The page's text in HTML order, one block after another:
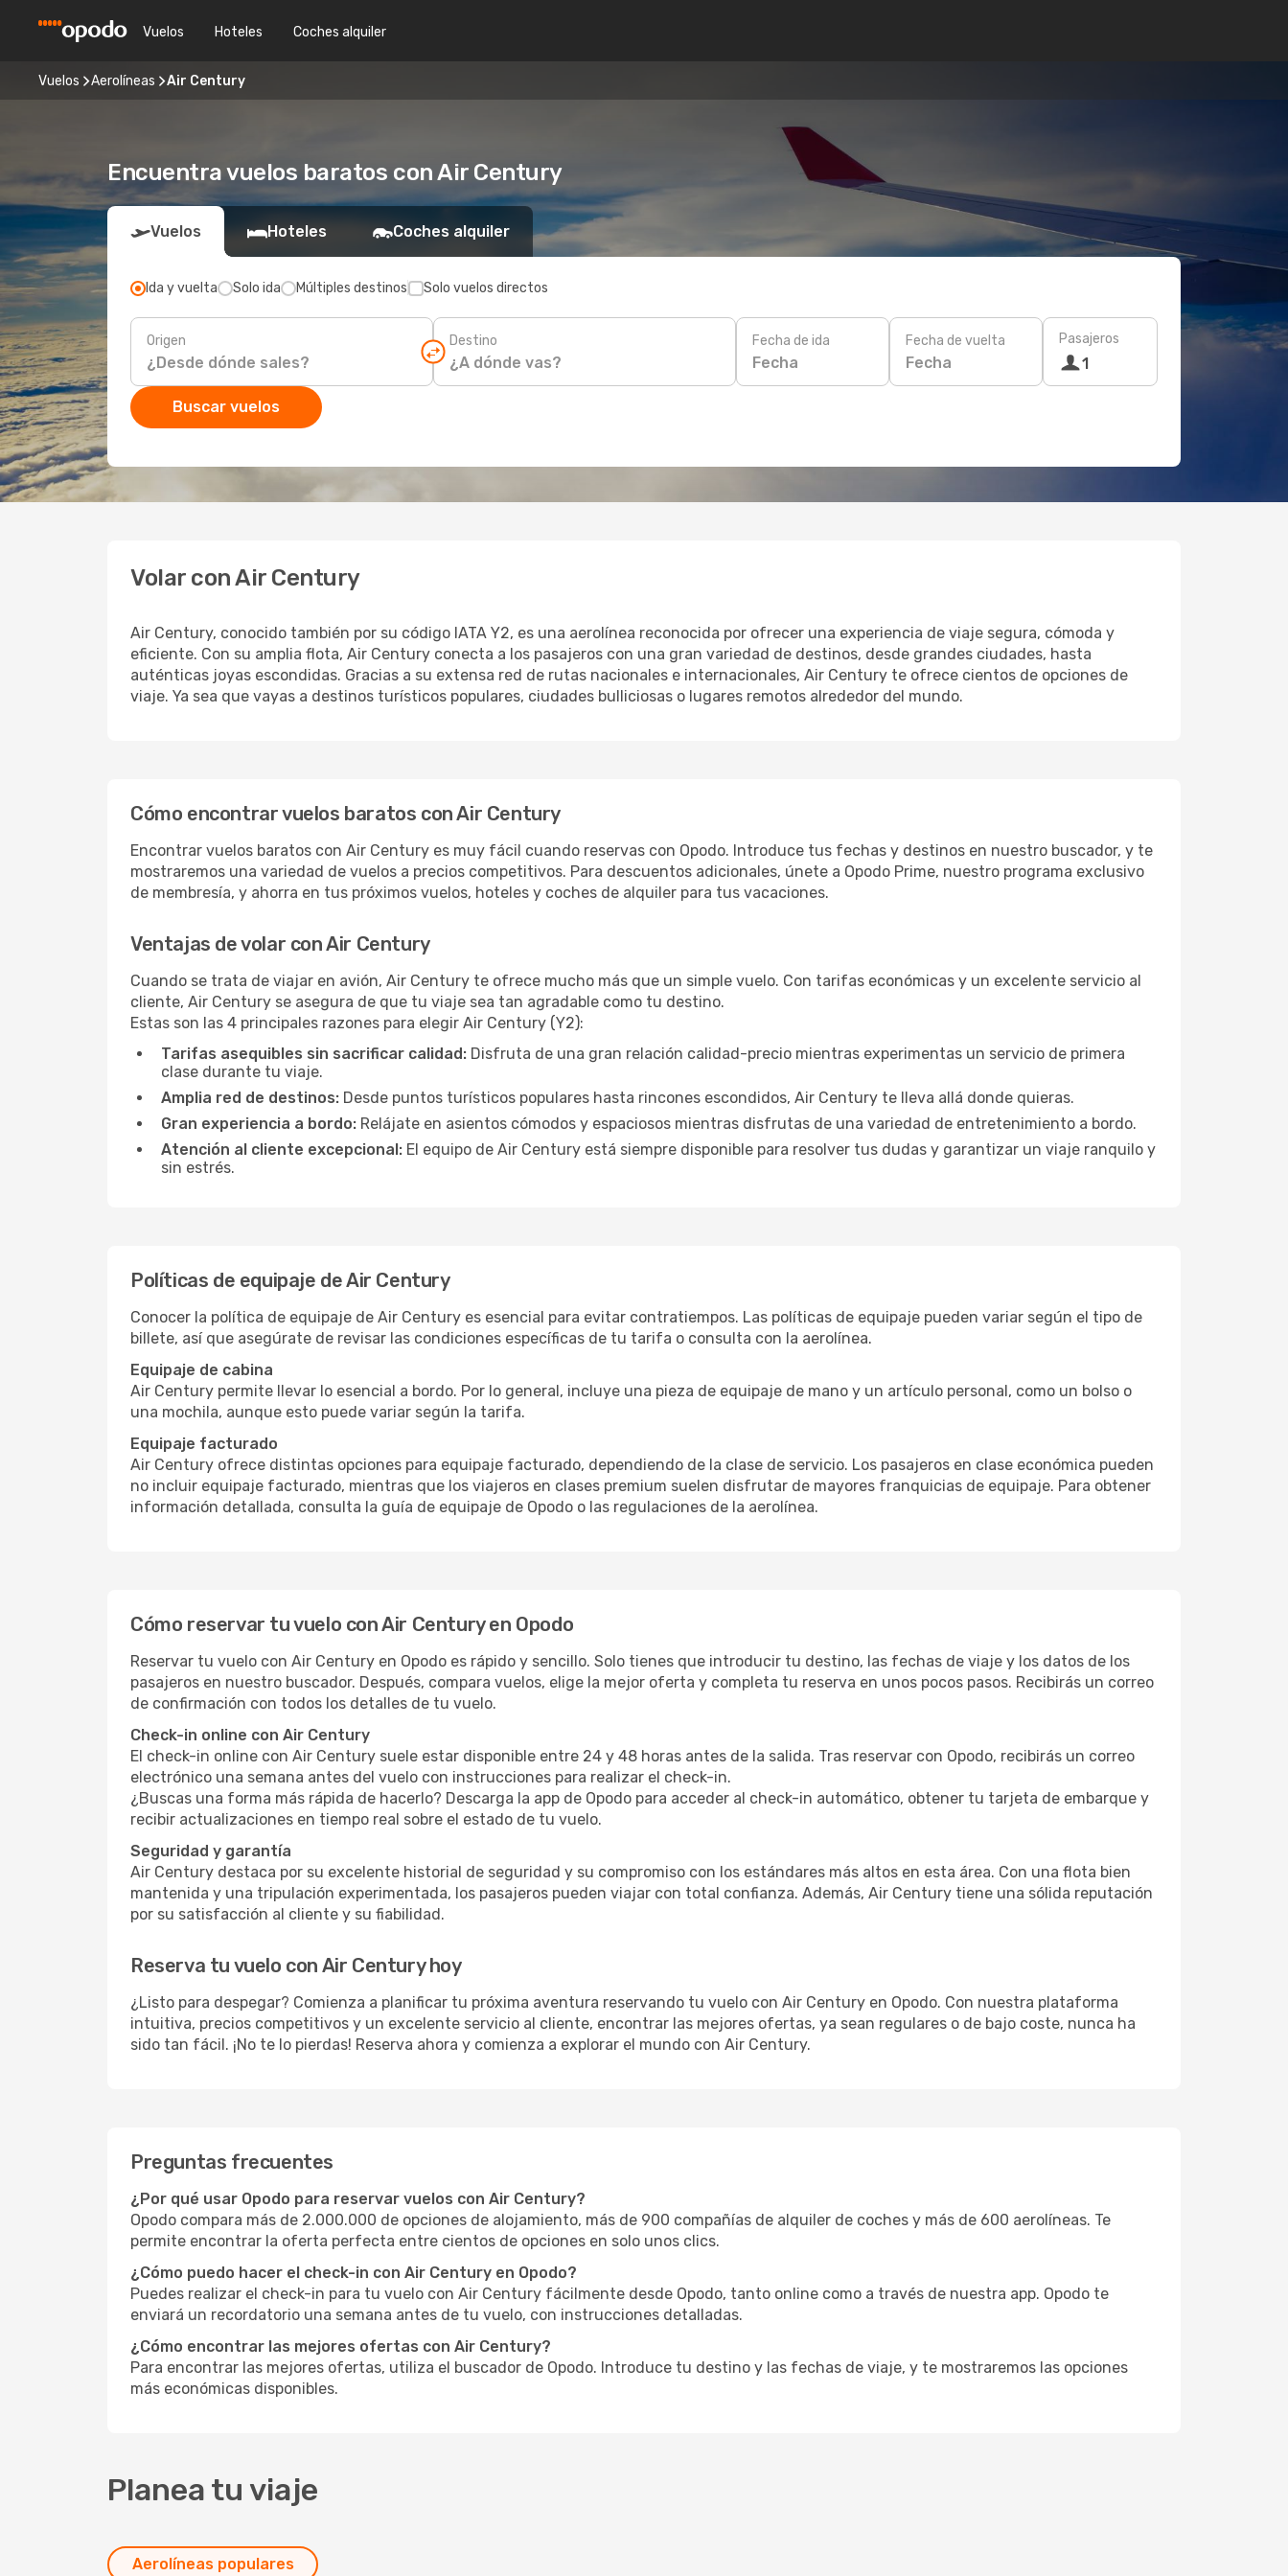
Vuelos Hoteles Coches alquiler
Vuelos Aerolíneas Air Century
Encuentra vuelos baratos con Air Century
Vuelos Hoteles Coches alquiler
Ida y vuelta Solo ida Múltiples destinos Solo vuelos directos
Origen Destino Fecha de ida
Fecha
Fecha de vuelta
Fecha
Pasajeros
1
Buscar vuelos
Volar con Air Century
Air Century, conocido también por su código IATA Y2, es una aerolínea reconocida por ofrecer una experiencia de viaje segura, cómoda y
eficiente. Con su amplia flota, Air Century conecta a los pasajeros con una gran variedad de destinos, desde grandes ciudades, hasta
auténticas joyas escondidas. Gracias a su extensa red de rutas nacionales e internacionales, Air Century te ofrece cientos de opciones de
viaje. Ya sea que vayas a destinos turísticos populares, ciudades bulliciosas o lugares remotos alrededor del mundo.
Cómo encontrar vuelos baratos con Air Century
Encontrar vuelos baratos con Air Century es muy fácil cuando reservas con Opodo. Introduce tus fechas y destinos en nuestro buscador, y te
mostraremos una variedad de vuelos a precios competitivos. Para descuentos adicionales, únete a Opodo Prime, nuestro programa exclusivo
de membresía, y ahorra en tus próximos vuelos, hoteles y coches de alquiler para tus vacaciones.
Ventajas de volar con Air Century
Cuando se trata de viajar en avión, Air Century te ofrece mucho más que un simple vuelo. Con tarifas económicas y un excelente servicio al
cliente, Air Century se asegura de que tu viaje sea tan agradable como tu destino.
Estas son las 4 principales razones para elegir Air Century (Y2):
Tarifas asequibles sin sacrificar calidad: Disfruta de una gran relación calidad-precio mientras experimentas un servicio de primera
clase durante tu viaje.
Amplia red de destinos: Desde puntos turísticos populares hasta rincones escondidos, Air Century te lleva allá donde quieras.
Gran experiencia a bordo: Relájate en asientos cómodos y espaciosos mientras disfrutas de una variedad de entretenimiento a bordo.
Atención al cliente excepcional: El equipo de Air Century está siempre disponible para resolver tus dudas y garantizar un viaje ranquilo y
sin estrés.
Políticas de equipaje de Air Century
Conocer la política de equipaje de Air Century es esencial para evitar contratiempos. Las políticas de equipaje pueden variar según el tipo de
billete, así que asegúrate de revisar las condiciones específicas de tu tarifa o consulta con la aerolínea.
Equipaje de cabina
Air Century permite llevar lo esencial a bordo. Por lo general, incluye una pieza de equipaje de mano y un artículo personal, como un bolso o
una mochila, aunque esto puede variar según la tarifa.
Equipaje facturado
Air Century ofrece distintas opciones para equipaje facturado, dependiendo de la clase de servicio. Los pasajeros en clase económica pueden
no incluir equipaje facturado, mientras que los viajeros en clases premium suelen disfrutar de mayores franquicias de equipaje. Para obtener
información detallada, consulta la guía de equipaje de Opodo o las regulaciones de la aerolínea.
Cómo reservar tu vuelo con Air Century en Opodo
Reservar tu vuelo con Air Century en Opodo es rápido y sencillo. Solo tienes que introducir tu destino, las fechas de viaje y los datos de los
pasajeros en nuestro buscador. Después, compara vuelos, elige la mejor oferta y completa tu reserva en unos pocos pasos. Recibirás un correo
de confirmación con todos los detalles de tu vuelo.
Check-in online con Air Century
El check-in online con Air Century suele estar disponible entre 24 y 48 horas antes de la salida. Tras reservar con Opodo, recibirás un correo
electrónico una semana antes del vuelo con instrucciones para realizar el check-in.
¿Buscas una forma más rápida de hacerlo? Descarga la app de Opodo para acceder al check-in automático, obtener tu tarjeta de embarque y
recibir actualizaciones en tiempo real sobre el estado de tu vuelo.
Seguridad y garantía
Air Century destaca por su excelente historial de seguridad y su compromiso con los estándares más altos en esta área. Con una flota bien
mantenida y una tripulación experimentada, los pasajeros pueden viajar con total confianza. Además, Air Century tiene una sólida reputación
por su satisfacción al cliente y su fiabilidad.
Reserva tu vuelo con Air Century hoy
¿Listo para despegar? Comienza a planificar tu próxima aventura reservando tu vuelo con Air Century en Opodo. Con nuestra plataforma
intuitiva, precios competitivos y un excelente servicio al cliente, encontrar las mejores ofertas, ya sean regulares o de bajo coste, nunca ha
sido tan fácil. ¡No te lo pierdas! Reserva ahora y comienza a explorar el mundo con Air Century.
Preguntas frecuentes
¿Por qué usar Opodo para reservar vuelos con Air Century?
Opodo compara más de 2.000.000 de opciones de alojamiento, más de 900 compañías de alquiler de coches y más de 600 aerolíneas. Te
permite encontrar la oferta perfecta entre cientos de opciones en solo unos clics.
¿Cómo puedo hacer el check-in con Air Century en Opodo?
Puedes realizar el check-in para tu vuelo con Air Century fácilmente desde Opodo, tanto online como a través de nuestra app. Opodo te
enviará un recordatorio una semana antes de tu vuelo, con instrucciones detalladas.
¿Cómo encontrar las mejores ofertas con Air Century?
Para encontrar las mejores ofertas, utiliza el buscador de Opodo. Introduce tu destino y las fechas de viaje, y te mostraremos las opciones
más económicas disponibles.
Planea tu viaje
Aerolíneas populares